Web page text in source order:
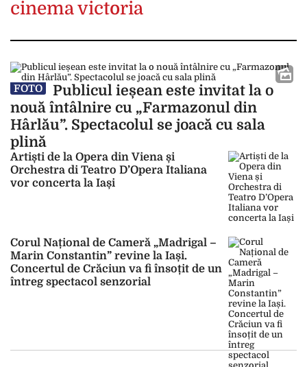
cinema victoria
FOTO
Publicul ieșean este invitat la o
nouă întâlnire cu „Farmazonul din
Hârlău”. Spectacolul se joacă cu sala
plină
Artiști de la Opera din Viena și
Orchestra di Teatro D’Opera Italiana
vor concerta la Iași
Corul Național de Cameră „Madrigal –
Marin Constantin” revine la Iași.
Concertul de Crăciun va fi însoțit de un
întreg spectacol senzorial